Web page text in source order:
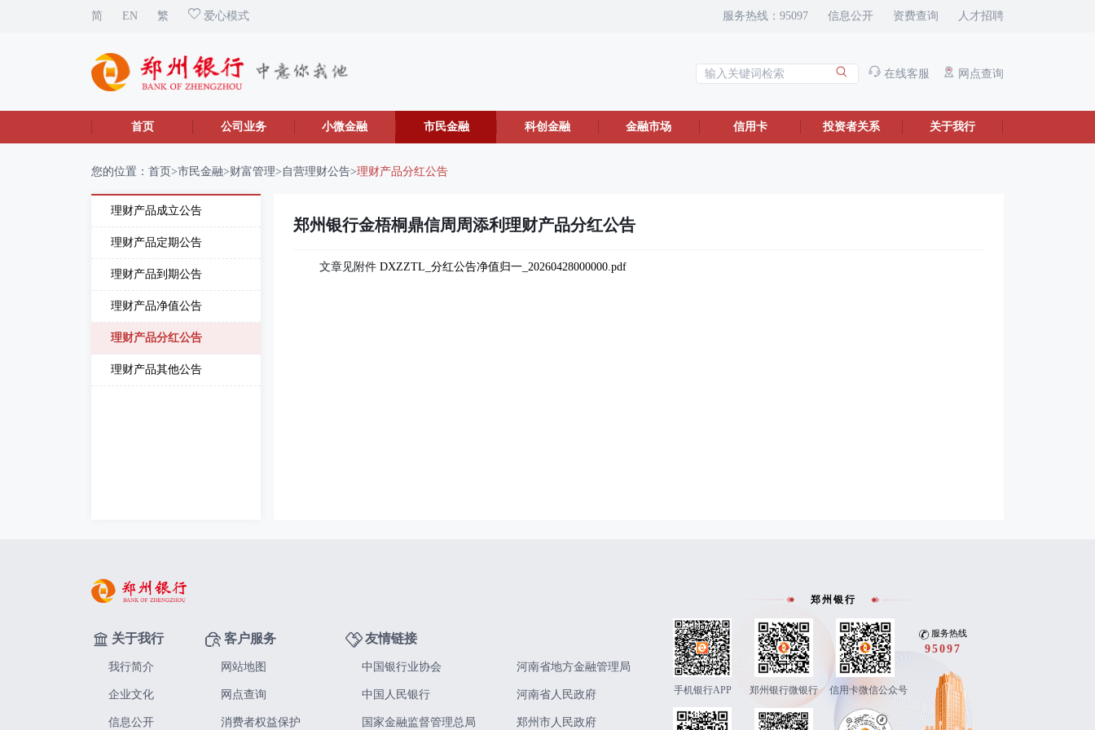
简 EN 繁 爱心模式 服务热线：95097 信息公开 资费查询 人才招聘
在线客服 网点查询
首页 公司业务 小微金融 市民金融 科创金融 金融市场 信用卡 投资者关系 关于我行
您的位置： 首页>市民金融>财富管理> 自营理财公告>理财产品分红公告
理财产品成立公告
理财产品定期公告
理财产品到期公告
理财产品净值公告
理财产品分红公告
理财产品其他公告
郑州银行金梧桐鼎信周周添利理财产品分红公告
文章见附件 DXZZTL_分红公告净值归一_20260428000000.pdf
关于我行
我行简介
企业文化
信息公开
客户服务
网站地图
网点查询
消费者权益保护
友情链接
中国银行业协会
中国人民银行
国家金融监督管理总局
河南省地方金融管理局
河南省人民政府
郑州市人民政府
郑州银行
手机银行APP 郑州银行微银行 信用卡微信公众号
服务热线
95097